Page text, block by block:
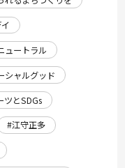
ュートラル
シャルグッド
ツとSDGs
#江守正多